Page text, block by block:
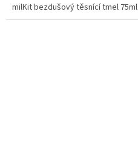
milKit bezdušový těsnící tmel 75ml